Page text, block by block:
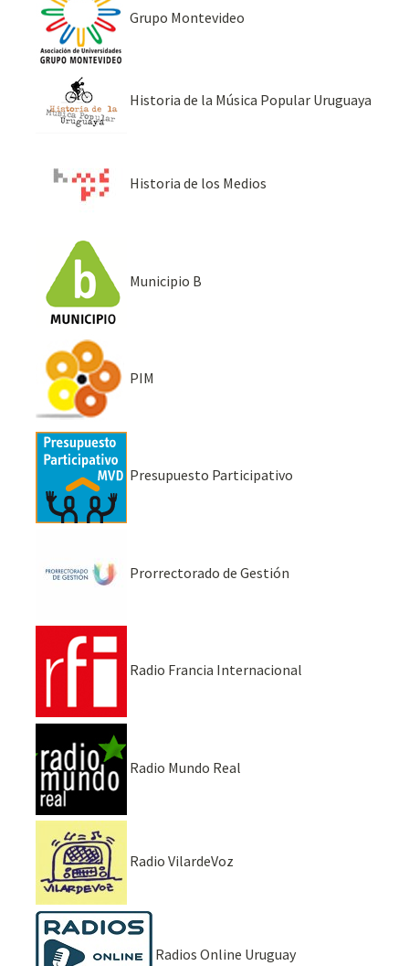
Grupo Montevideo
Historia de la Música Popular Uruguaya
Historia de los Medios
Municipio B
PIM
Presupuesto Participativo
Prorrectorado de Gestión
Radio Francia Internacional
Radio Mundo Real
Radio VilardeVoz
Radios Online Uruguay